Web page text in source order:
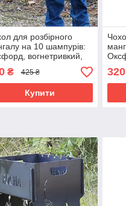
для розбірного
на 10 шампурів:
вогнетривкий,
від бруду та вологи
₴ 425 ₴
Купити
320